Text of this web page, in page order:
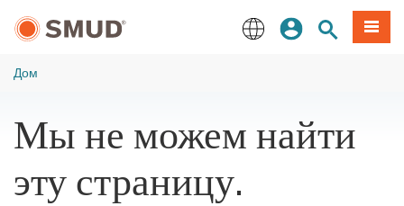
содержанию
входПоиск по
Меню
Дом
Мы не можем найти
эту страницу.